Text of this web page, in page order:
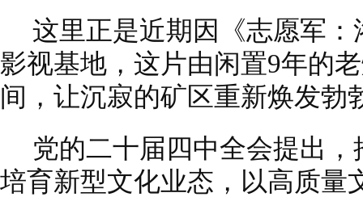
这里正是近期因《志愿军
影视基地，这片由闲置9年的
间，让沉寂的矿区重新焕发勃
党的二十届四中全会提出
培育新型文化业态，以高质量